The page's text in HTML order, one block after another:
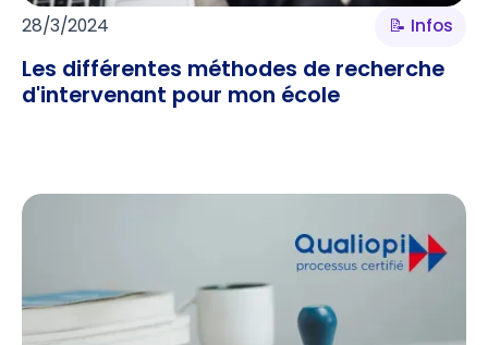
28/3/2024 📝 Infos
Les différentes méthodes de recherche
d'intervenant pour mon école